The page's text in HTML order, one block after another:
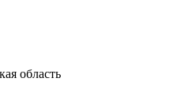
область